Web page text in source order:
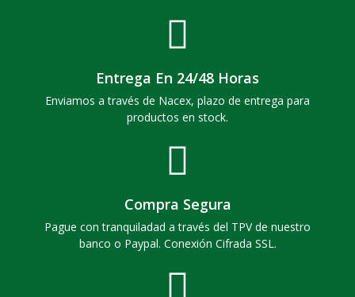
Entrega En 24/48 Horas
Enviamos a través de Nacex, plazo de entrega para
productos en stock.
Compra Segura
Pague con tranquiladad a través del TPV de nuestro
banco o Paypal. Conexión Cifrada SSL.